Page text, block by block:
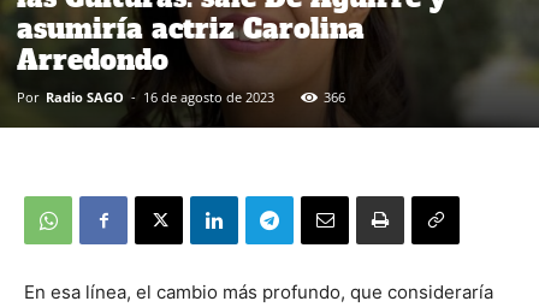
asumiría actriz Carolina
Arredondo
Por Radio SAGO - 16 de agosto de 2023 366
En esa línea, el cambio más profundo, que consideraría